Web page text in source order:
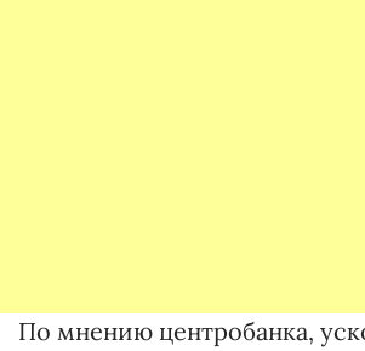
По мнению центробанка,